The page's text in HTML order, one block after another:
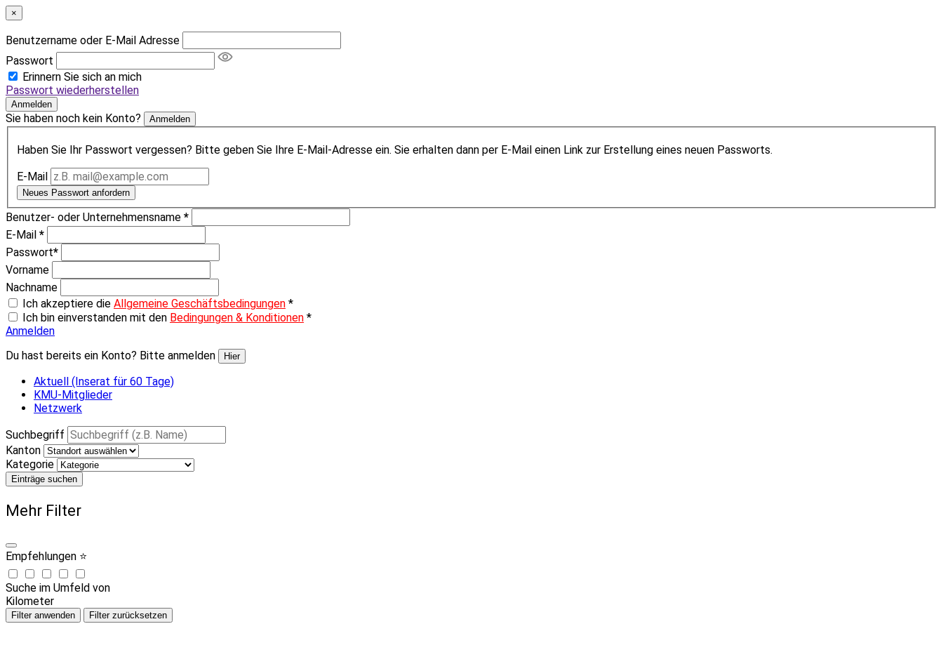
×
Benutzername oder E-Mail Adresse
Passwort
Erinnern Sie sich an mich
Passwort wiederherstellen
Anmelden
Sie haben noch kein Konto? Anmelden
Haben Sie Ihr Passwort vergessen? Bitte geben Sie Ihre E-Mail-Adresse ein. Sie erhalten dann per E-Mail einen Link zur Erstellung eines neuen Passworts.
E-Mail
Neues Passwort anfordern
Benutzer- oder Unternehmensname *
E-Mail *
Passwort*
Vorname
Nachname
Ich akzeptiere die Allgemeine Geschäftsbedingungen *
Ich bin einverstanden mit den Bedingungen & Konditionen *
Anmelden
Du hast bereits ein Konto? Bitte anmelden
Hier
Aktuell (Inserat für 60 Tage)
KMU-Mitglieder
Netzwerk
Suchbegriff
Kanton
Kategorie
Einträge suchen
Mehr Filter
Empfehlungen ⭐
Suche im Umfeld von
Kilometer
Filter anwenden Filter zurücksetzen